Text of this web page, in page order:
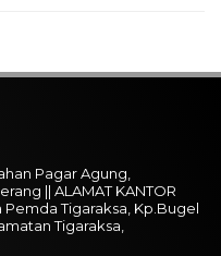
Pagar Agung,
|| ALAMAT KANTOR
Pemda Tigaraksa, Kp.Bugel
Tigaraksa,